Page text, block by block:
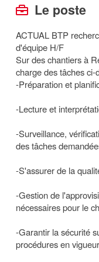
Le poste
ACTUAL BTP
d'équipe H/F
Sur des chantiers à
charge des tâches ci-
-Préparation et
-Lecture et
-Surveillance,
des tâches
-S'assurer de la
-Gestion de
nécessaires pour le
-Garantir la sécurité
procédures en